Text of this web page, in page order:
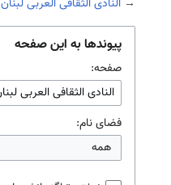
→ النادی الثقافی العربی لبنان
پیوندها به این صفحه
صفحه:
فضای نام:
همه